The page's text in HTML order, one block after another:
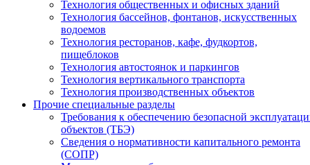
Технология общественных и офисных зданий
Технология бассейнов, фонтанов, искусственных
водоемов
Технология ресторанов, кафе, фудкортов,
пищеблоков
Технология автостоянок и паркингов
Технология вертикального транспорта
Технология производственных объектов
Прочие специальные разделы
Требования к обеспечению безопасной
объектов (ТБЭ)
Сведения о нормативности капитального ремонта
(СОПР)